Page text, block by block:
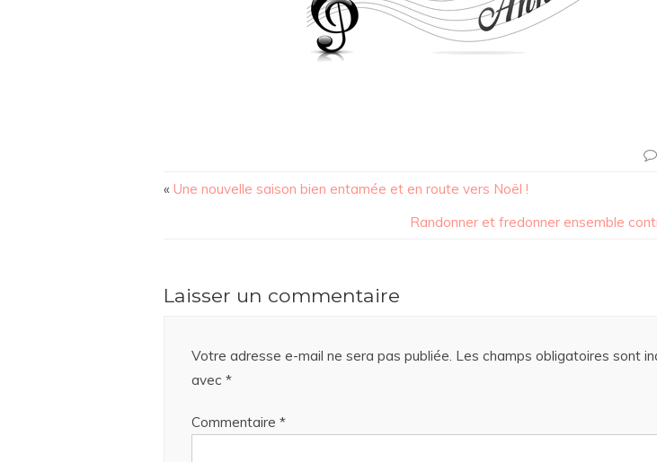
« Une nouvelle saison bien entamée et en route vers Noël !
Randonner et fredonner ensemble
Laisser un commentaire
Votre adresse e-mail ne sera pas publiée. Les champs obligatoires sont
avec *
Commentaire *